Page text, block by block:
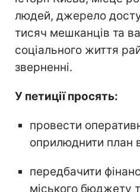
людей, джерело
тисяч мешканців та
соціального життя
зверненні.
У петиції просять:
провести
оприлюднити план
передбачити
міського бюджету